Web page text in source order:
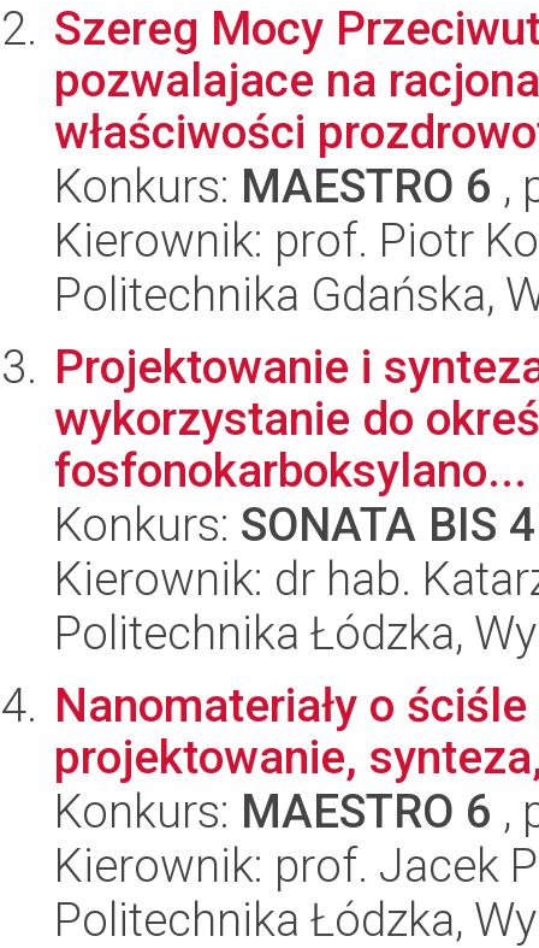
Szereg Mocy
pozwalajace na
właściwości
Konkurs: MAESTRO 6 ,
Kierownik: prof. Piotr
Politechnika Gdańska,
Projektowanie i
wykorzystanie do
fosfonokarboksylano...
Konkurs: SONATA BIS 4
Kierownik: dr hab.
Politechnika Łódzka,
Nanomateriały o
projektowanie,
Konkurs: MAESTRO 6 ,
Kierownik: prof. Jacek
Politechnika Łódzka,